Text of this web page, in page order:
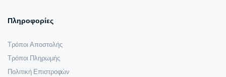
Πληροφορίες
Τρόποι Αποστολής
Τρόποι Πληρωμής
Πολιτική Επιστροφών